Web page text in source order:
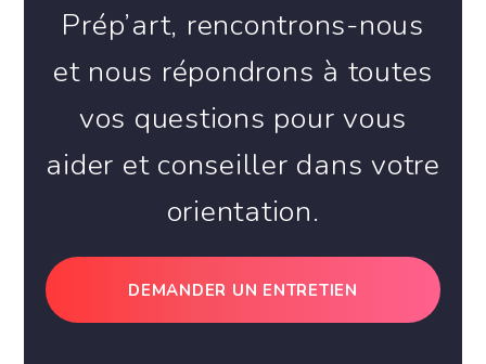
Prép’art, rencontrons-nous
et nous répondrons à toutes
vos questions pour vous
aider et conseiller dans votre
orientation.
DEMANDER UN ENTRETIEN